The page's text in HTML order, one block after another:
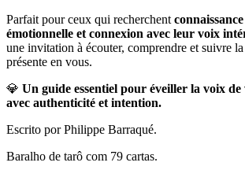
Parfait pour ceux qui recherchent
émotionnelle et connexion avec leur voix
une invitation à écouter, comprendre et suivre la
présente en vous.
💎 Un guide essentiel pour éveiller la voix
avec authenticité et intention.
Escrito por Philippe Barraqué.
Baralho de tarô com 79 cartas.